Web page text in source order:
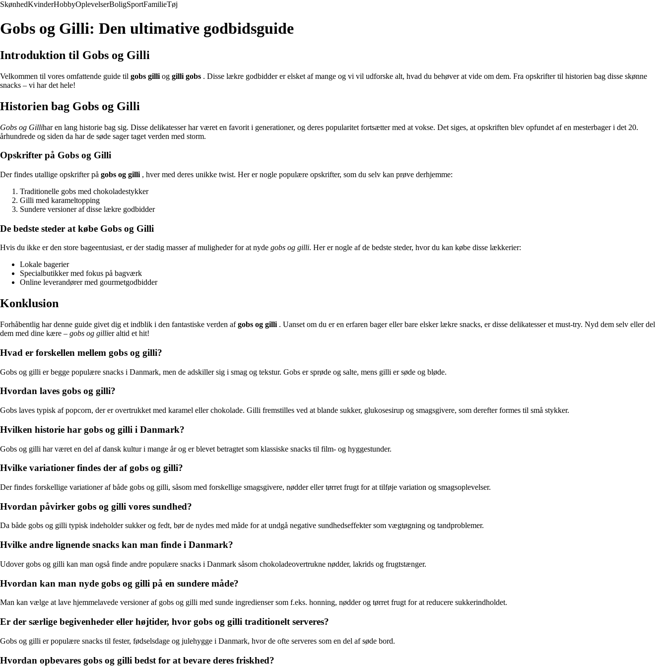
SkønhedKvinderHobbyOplevelserBoligSportFamilieTøj
Gobs og Gilli: Den ultimative godbidsguide
Introduktion til Gobs og Gilli
Velkommen til vores omfattende guide til gobs gilli og gilli gobs . Disse lækre godbidder er elsket af mange og vi vil udforske alt, hvad du behøver at vide om dem. Fra opskrifter til historien bag disse skønne
snacks – vi har det hele!
Historien bag Gobs og Gilli
Gobs og Gillihar en lang historie bag sig. Disse delikatesser har været en favorit i generationer, og deres popularitet fortsætter med at vokse. Det siges, at opskriften blev opfundet af en mesterbager i det 20.
århundrede og siden da har de søde sager taget verden med storm.
Opskrifter på Gobs og Gilli
Der findes utallige opskrifter på gobs og gilli , hver med deres unikke twist. Her er nogle populære opskrifter, som du selv kan prøve derhjemme:
Traditionelle gobs med chokoladestykker
Gilli med karameltopping
Sundere versioner af disse lækre godbidder
De bedste steder at købe Gobs og Gilli
Hvis du ikke er den store bageentusiast, er der stadig masser af muligheder for at nyde gobs og gilli. Her er nogle af de bedste steder, hvor du kan købe disse lækkerier:
Lokale bagerier
Specialbutikker med fokus på bagværk
Online leverandører med gourmetgodbidder
Konklusion
Forhåbentlig har denne guide givet dig et indblik i den fantastiske verden afgobs og gilli . Uanset om du er en erfaren bager eller bare elsker lækre snacks, er disse delikatesser et must-try. Nyd dem selv eller del
dem med dine kære – gobs og gillier altid et hit!
Hvad er forskellen mellem gobs og gilli?
Gobs og gilli er begge populære snacks i Danmark, men de adskiller sig i smag og tekstur. Gobs er sprøde og salte, mens gilli er søde og bløde.
Hvordan laves gobs og gilli?
Gobs laves typisk af popcorn, der er overtrukket med karamel eller chokolade. Gilli fremstilles ved at blande sukker, glukosesirup og smagsgivere, som derefter formes til små stykker.
Hvilken historie har gobs og gilli i Danmark?
Gobs og gilli har været en del af dansk kultur i mange år og er blevet betragtet som klassiske snacks til film- og hyggestunder.
Hvilke variationer findes der af gobs og gilli?
Der findes forskellige variationer af både gobs og gilli, såsom med forskellige smagsgivere, nødder eller tørret frugt for at tilføje variation og smagsoplevelser.
Hvordan påvirker gobs og gilli vores sundhed?
Da både gobs og gilli typisk indeholder sukker og fedt, bør de nydes med måde for at undgå negative sundhedseffekter som vægtøgning og tandproblemer.
Hvilke andre lignende snacks kan man finde i Danmark?
Udover gobs og gilli kan man også finde andre populære snacks i Danmark såsom chokoladeovertrukne nødder, lakrids og frugtstænger.
Hvordan kan man nyde gobs og gilli på en sundere måde?
Man kan vælge at lave hjemmelavede versioner af gobs og gilli med sunde ingredienser som f.eks. honning, nødder og tørret frugt for at reducere sukkerindholdet.
Er der særlige begivenheder eller højtider, hvor gobs og gilli traditionelt serveres?
Gobs og gilli er populære snacks til fester, fødselsdage og julehygge i Danmark, hvor de ofte serveres som en del af søde bord.
Hvordan opbevares gobs og gilli bedst for at bevare deres friskhed?